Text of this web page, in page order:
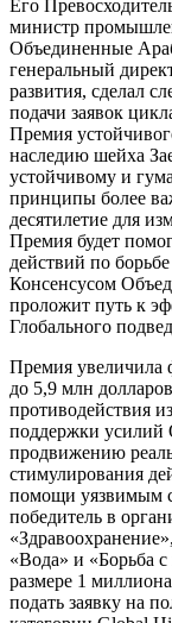
Его
министр
Объединенные
генеральный
развития, сделал
подачи заявок
Премия
наследию шейха
устойчивому и
принципы более
десятилетие для
Премия будет
действий по
Консенсусом
проложит путь к
Глобального
Премия увеличила
до 5,9 млн
противодействия
поддержки
продвижению
стимулирования
помощи уязвимым
победитель в
«Вода» и «Борьба
размере 1
подать заявку на